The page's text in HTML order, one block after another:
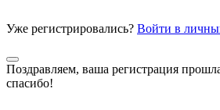
Уже регистрировались? Войти в
Поздравляем, ваша регистрация
спасибо!